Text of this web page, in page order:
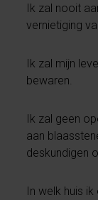
Ik zal nooit
vernietiging
Ik zal mijn
bewaren.
Ik zal geen
aan
deskundigen
In welk huis